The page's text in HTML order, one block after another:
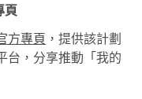
頁
方專頁 ，提供該計劃
台，分享推動「我的